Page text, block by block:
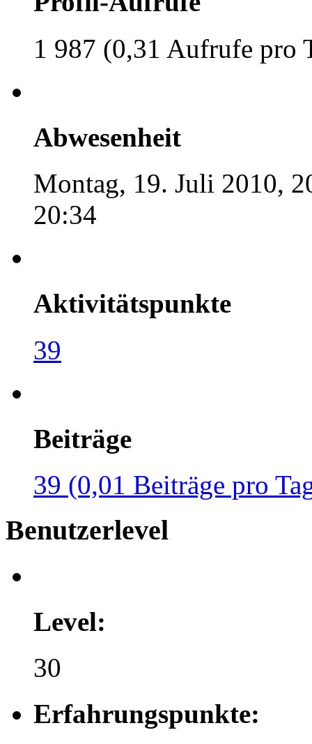
1 987 (0,31 Aufrufe pro
Abwesenheit
Montag, 19. Juli 2010,
20:34
Aktivitätspunkte
39
Beiträge
39 (0,01 Beiträge pro
Benutzerlevel
Level:
30
Erfahrungspunkte: